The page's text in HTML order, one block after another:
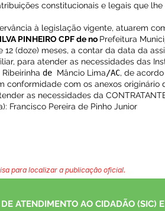
constitucionais e legais que
à legislação vigente, atuarem
PINHEIRO CPF de no Prefeitura
(doze) meses, a contar da data da
para atender as necessidades das
de Mâncio Lima/AC, de acordo
conformidade com os anexos originário
as necessidades da
Francisco Pereira de Pinho Junior
para localizar a publicação oficial.
ATENDIMENTO AO CIDADÃO (SIC)